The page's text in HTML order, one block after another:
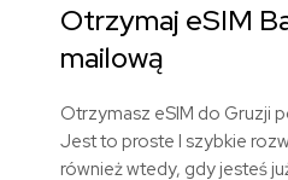
Otrzymaj eSIM
mailową
Otrzymasz eSIM do Gruzji
Jest to proste I szybkie
również wtedy, gdy jesteś